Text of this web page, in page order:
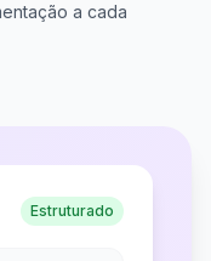
a cada
Estruturado